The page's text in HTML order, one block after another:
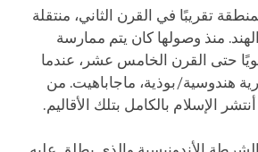
تقريبًا في القرن الثاني، منتقلة
منذ وصولها كان يتم ممارسة
حتى القرن الخامس عشر، عندما
هندوسية/بوذية، ماجاباهيت. من
الإسلام بالكامل بتلك الأقاليم.